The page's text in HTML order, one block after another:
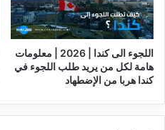
اللجوء الى كندا | 2026 | معلومات
هامة لكل من يريد طلب اللجوء في
كندا هربا من الإضطهاد